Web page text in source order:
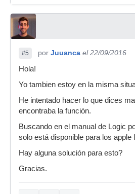
#5 por Juuanca el 22/09/2016
Hola!
Yo tambien estoy en la misma
He intentado hacer lo que dices
encontraba la función.
Buscando en el manual de Logic
solo está disponible para los apple
Hay alguna solución para esto?
Gracias.